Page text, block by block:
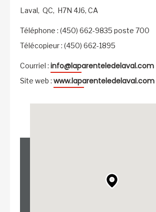
Laval, QC, H7N 4J6, CA
Téléphone : (450) 662-9835 poste 700
Télécopieur : (450) 662-1895
Courriel : info@laparenteledelaval.com
Site web : www.laparenteledelaval.com